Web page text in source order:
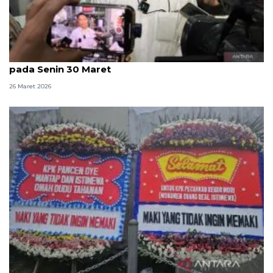
KPK: Kasus kuota haji berprogres, kami sampaikan
pada Senin 30 Maret
26 Maret 2026
KPK nilai spanduk dan karangan bunga dari MAKI